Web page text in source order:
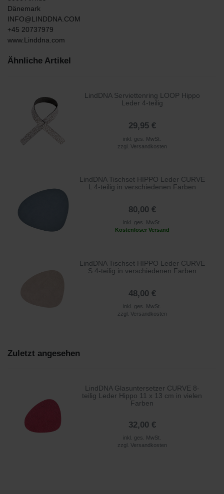
Dänemark
INFO@LINDDNA.COM
+45 20737979
www.Linddna.com
Ähnliche Artikel
LindDNA Serviettenring LOOP Hippo
Leder 4-teilig
29,95 €
inkl. ges. MwSt.
zzgl. Versandkosten
LindDNA Tischset HIPPO Leder CURVE
L 4-teilig in verschiedenen Farben
80,00 €
inkl. ges. MwSt.
Kostenloser Versand
LindDNA Tischset HIPPO Leder CURVE
S 4-teilig in verschiedenen Farben
48,00 €
inkl. ges. MwSt.
zzgl. Versandkosten
Zuletzt angesehen
LindDNA Glasuntersetzer CURVE 8-
teilig Leder Hippo 11 x 13 cm in vielen
Farben
32,00 €
inkl. ges. MwSt.
zzgl. Versandkosten